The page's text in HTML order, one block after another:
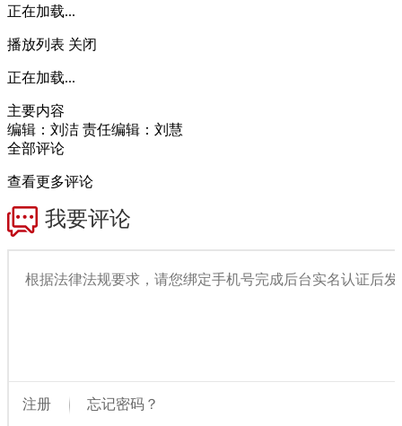
正在加载...
播放列表 关闭
正在加载...
主要内容
编辑：刘洁 责任编辑：刘慧
全部评论
查看更多评论